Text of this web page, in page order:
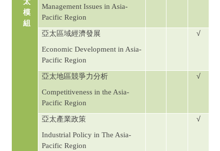
太
模
組
Management Issues in Asia-
Pacific Region
亞太區域經濟發展
Economic Development in Asia-
Pacific Region
√
亞太地區競爭力分析
Competitiveness in the Asia-
Pacific Region
√
亞太產業政策
Industrial Policy in The Asia-
Pacific Region
√